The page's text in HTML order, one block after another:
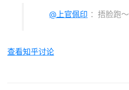
@上官佩印 ：捂脸跑～
查看知乎讨论